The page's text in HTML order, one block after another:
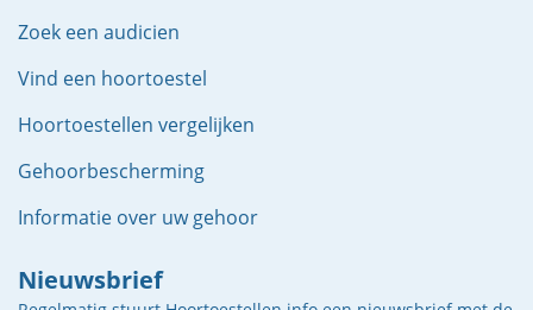
Zoek een audicien
Vind een hoortoestel
Hoortoestellen vergelijken
Gehoorbescherming
Informatie over uw gehoor
Nieuwsbrief